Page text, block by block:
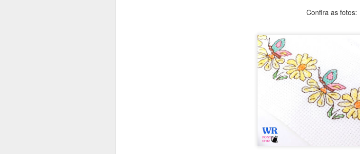
Confira as fotos:
É um gráfico simples